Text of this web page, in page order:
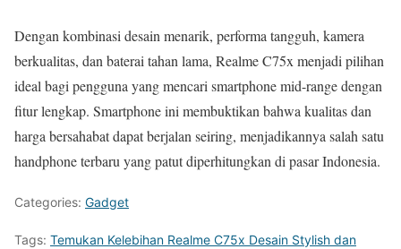
Dengan kombinasi desain menarik, performa tangguh, kamera
berkualitas, dan baterai tahan lama, Realme C75x menjadi pilihan
ideal bagi pengguna yang mencari smartphone mid-range dengan
fitur lengkap. Smartphone ini membuktikan bahwa kualitas dan
harga bersahabat dapat berjalan seiring, menjadikannya salah satu
handphone terbaru yang patut diperhitungkan di pasar Indonesia.
Categories: Gadget
Tags: Temukan Kelebihan Realme C75x Desain Stylish dan